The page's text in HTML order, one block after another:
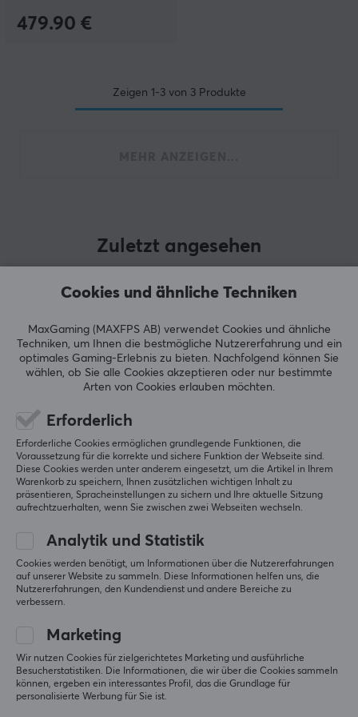
479.90 €
Zeigen 1-3von 3Produkte
Zuletzt angesehen
Newsletter für Gamer
Mehr als 400.000 Spieler abonnieren heute unseren
Newsletter. Erhalte exklusive Nachrichten,
großartige Angebote und noch mehr!
ABONNIEREN
Cookies und ähnliche Techniken
MaxGaming (MAXFPS AB) verwendet Cookies und ähnliche
Techniken, um Ihnen die bestmögliche Nutzererfahrung und ein
optimales Gaming-Erlebnis zu bieten.
Nachfolgend können Sie
wählen, ob Sie alle Cookies akzeptieren oder nur bestimmte
Arten von Cookies erlauben möchten.
Erforderlich
Erforderliche Cookies ermöglichen grundlegende Funktionen, die
Voraussetzung für die korrekte und sichere Funktion der Webseite sind.
Diese Cookies werden unter anderem eingesetzt, um die Artikel in Ihrem
Warenkorb zu speichern, Ihnen zusätzlichen wichtigen Inhalt zu
präsentieren, Spracheinstellungen zu sichern und Ihre aktuelle Sitzung
aufrechtzuerhalten, wenn Sie zwischen zwei Webseiten wechseln.
Analytik und Statistik
Cookies werden benötigt, um Informationen über die Nutzererfahrungen
auf unserer Website zu sammeln. Diese Informationen helfen uns, die
Nutzererfahrungen, den Kundendienst und andere Bereiche zu
verbessern.
Marketing
Wir nutzen Cookies für zielgerichtetes Marketing und ausführliche
Besucherstatistiken. Die Informationen, die wir über die Cookies sammeln
können, ergeben ein interessantes Profil, das die Grundlage für
personalisierte Werbung für Sie ist.